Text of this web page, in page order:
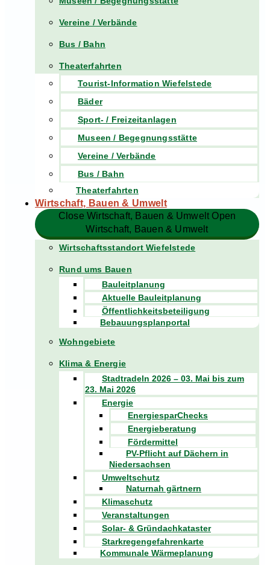
Vereine / Verbände
Bus / Bahn
Theaterfahrten
Tourist-Information Wiefelstede
Bäder
Sport- / Freizeitanlagen
Museen / Begegnungsstätte
Vereine / Verbände
Bus / Bahn
Theaterfahrten
Wirtschaft, Bauen & Umwelt
Close Wirtschaft, Bauen & Umwelt Open
Wirtschaft, Bauen & Umwelt
Wirtschaftsstandort Wiefelstede
Rund ums Bauen
Bauleitplanung
Aktuelle Bauleitplanung
Öffentlichkeitsbeteiligung
Bebauungsplanportal
Wohngebiete
Klima & Energie
Stadtradeln 2026 – 03. Mai bis zum
23. Mai 2026
Energie
EnergiesparChecks
Energieberatung
Fördermittel
PV-Pflicht auf Dächern in
Niedersachsen
Umweltschutz
Naturnah gärtnern
Klimaschutz
Veranstaltungen
Solar- & Gründachkataster
Starkregengefahrenkarte
Kommunale Wärmeplanung